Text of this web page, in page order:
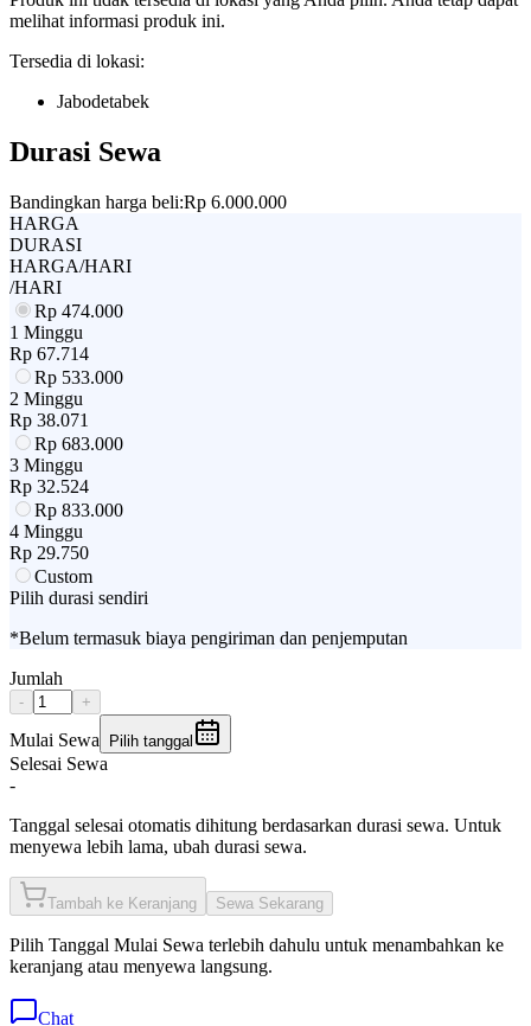
melihat informasi produk ini.
Tersedia di lokasi:
Jabodetabek
Durasi Sewa
Bandingkan harga beli:Rp 6.000.000
HARGA
DURASI
HARGA/HARI
/HARI
Rp 474.000
1 Minggu
Rp 67.714
Rp 533.000
2 Minggu
Rp 38.071
Rp 683.000
3 Minggu
Rp 32.524
Rp 833.000
4 Minggu
Rp 29.750
Custom
Pilih durasi sendiri
*Belum termasuk biaya pengiriman dan penjemputan
Jumlah
- +
Mulai Sewa Pilih tanggal
Selesai Sewa
-
Tanggal selesai otomatis dihitung berdasarkan durasi sewa. Untuk
menyewa lebih lama, ubah durasi sewa.
Tambah ke Keranjang Sewa Sekarang
Pilih Tanggal Mulai Sewa terlebih dahulu untuk menambahkan ke
keranjang atau menyewa langsung.
Chat